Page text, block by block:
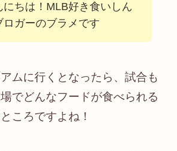
にちは！MLB好き食いしん
ロガーのブラメです
ムに行くとなったら、試合も
でどんなフードが食べられる
ころですよね！